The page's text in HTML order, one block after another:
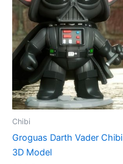
Chibi
Groguas Darth Vader Chibi
3D Model